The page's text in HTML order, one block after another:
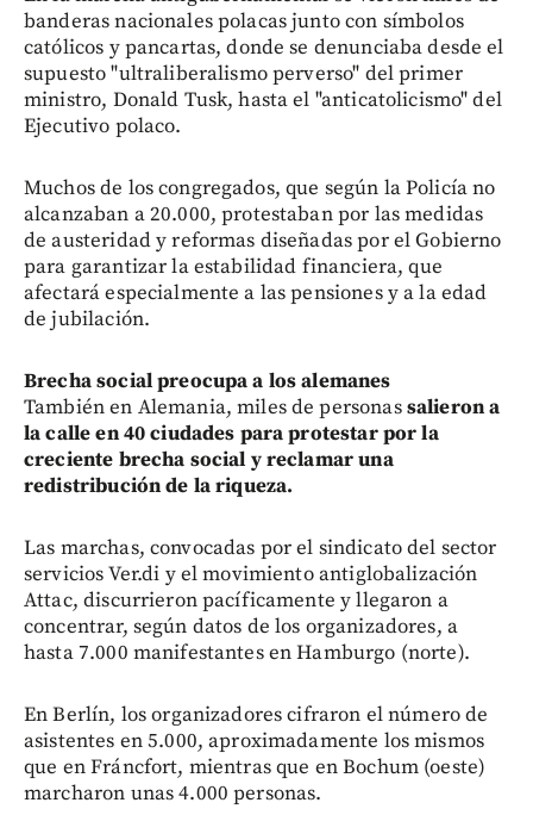
banderas nacionales polacas junto con símbolos
católicos y pancartas, donde se denunciaba desde el
supuesto "ultraliberalismo perverso" del primer
ministro, Donald Tusk, hasta el "anticatolicismo" del
Ejecutivo polaco.
Muchos de los congregados, que según la Policía no
alcanzaban a 20.000, protestaban por las medidas
de austeridad y reformas diseñadas por el Gobierno
para garantizar la estabilidad financiera, que
afectará especialmente a las pensiones y a la edad
de jubilación.
Brecha social preocupa a los alemanes
También en Alemania, miles de personassalieron a
la calle en 40 ciudades para protestar por la
creciente brecha social y reclamar una
redistribución de la riqueza.
Las marchas, convocadas por el sindicato del sector
servicios Ver.di y el movimiento antiglobalización
Attac, discurrieron pacíficamente y llegaron a
concentrar, según datos de los organizadores, a
hasta 7.000 manifestantes en Hamburgo (norte).
En Berlín, los organizadores cifraron el número de
asistentes en 5.000, aproximadamente los mismos
que en Fráncfort, mientras que en Bochum (oeste)
marcharon unas 4.000 personas.